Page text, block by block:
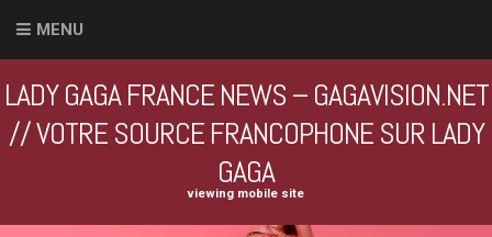
MENU
LADY GAGA FRANCE NEWS – GAGAVISION.NET
// VOTRE SOURCE FRANCOPHONE SUR LADY
GAGA
viewing mobile site